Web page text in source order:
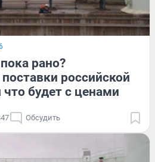
рано?
российской
будет с ценами
Обсудить